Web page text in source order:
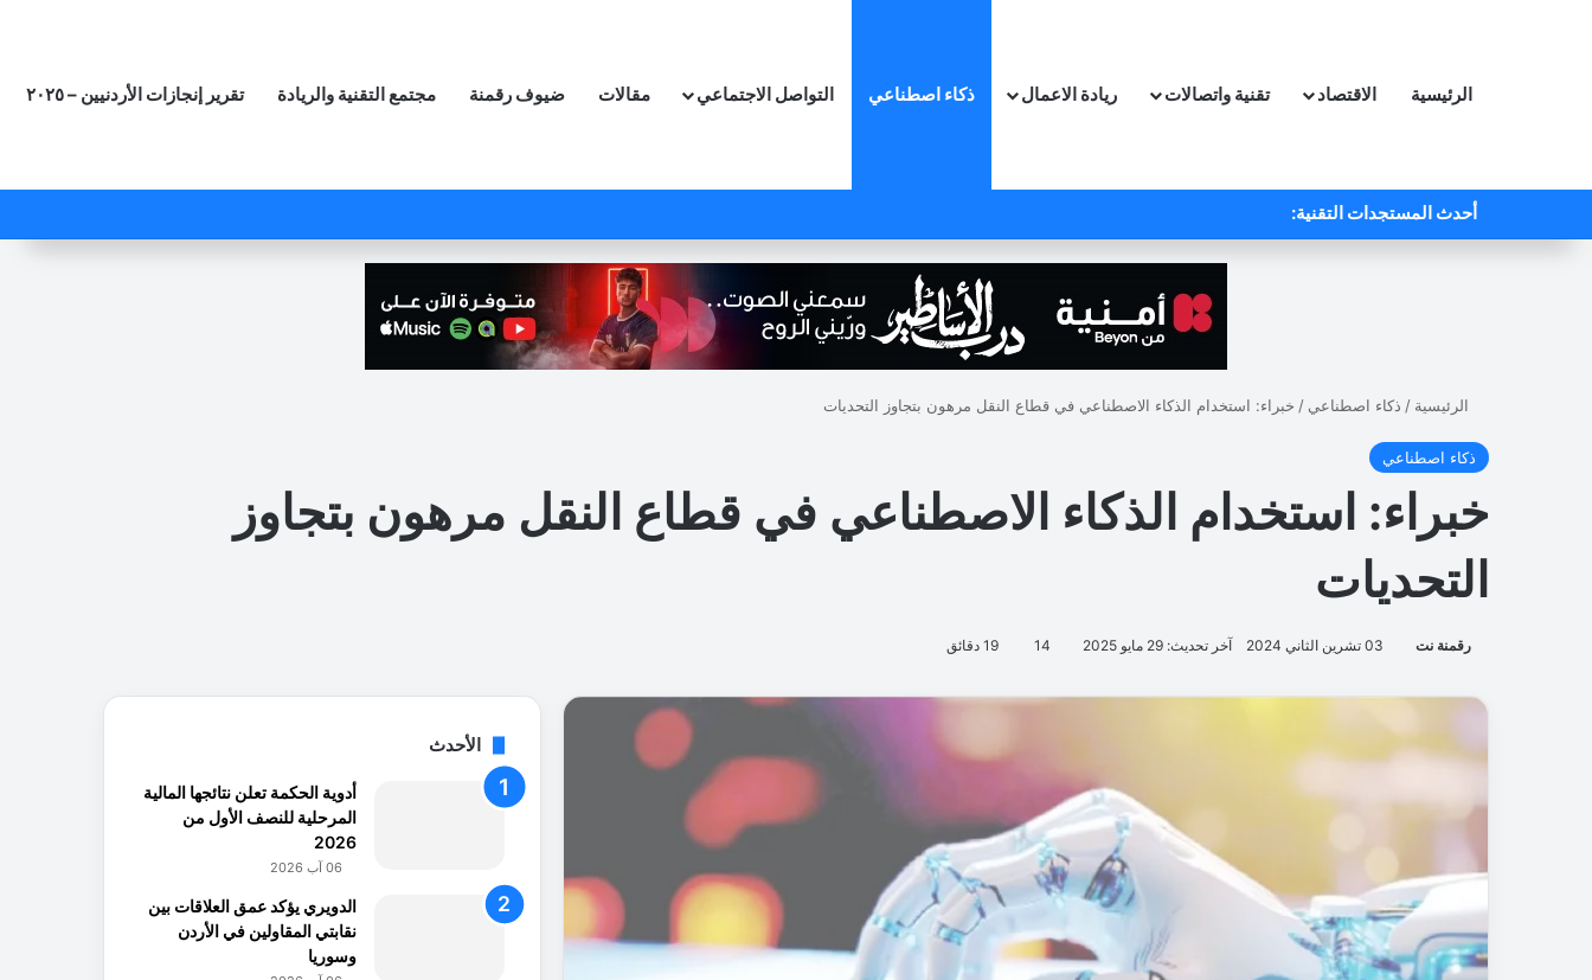
الرئيسية الاقتصاد تقنية واتصالات ريادة الاعمال ذكاء اصطناعي التواصل الاجتماعي مقالات ضيوف رقمنة مجتمع التقنية والريادة تقرير إنجازات الأردنيين – ٢٠٢٥
أحدث المستجدات التقنية:
الرئيسية / ذكاء اصطناعي / خبراء: استخدام الذكاء الاصطناعي في قطاع النقل مرهون بتجاوز التحديات
ذكاء اصطناعي
خبراء: استخدام الذكاء الاصطناعي في قطاع النقل مرهون بتجاوز
التحديات
رقمنة نت 03 تشرين الثاني 2024 آخر تحديث: 29 مايو 2025 14
الأحدث
أدوية الحكمة تعلن نتائجها المالية
المرحلية للنصف الأول من
2026
06 آب 2026
الدويري يؤكد عمق العلاقات بين
نقابتي المقاولين في الأردن
وسوريا